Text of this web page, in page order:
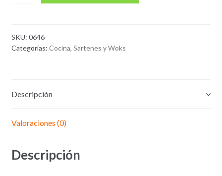
Bergner
aluminio
SKU: 0646
Categorías: Cocina, Sartenes y Woks
Descripción
Valoraciones (0)
Descripción